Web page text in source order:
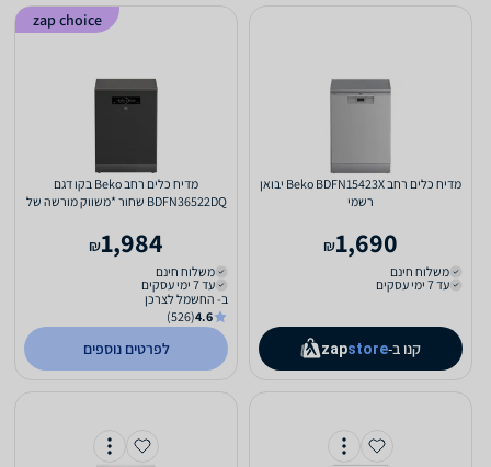
מדיח כלים ‏רחב Beko BDFN15423X יבואן
רשמי
1,690
₪
משלוח חינם
עד 7 ימי עסקים
קנו ב- zapstore
מדיח כלים רחב Beko בקו דגם
BDFN36522DQ שחור *משווק מורשה של
1,984
₪
משלוח חינם
עד 7 ימי עסקים
ב- החשמל לצרכן
4.6
(526)
לפרטים נוספים
zap choice